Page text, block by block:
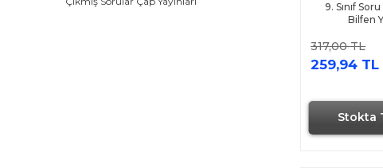
Stokta
9. Sınıf
Bilfen
317,00 TL
259,94 TL